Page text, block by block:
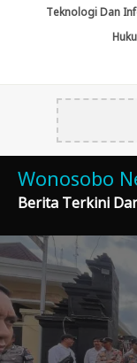
Teknologi Dan
Wonosobo
Berita Terkini